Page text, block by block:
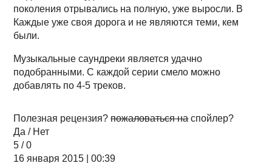
поколения отрывались на полную, уже выросли. В
Каждые уже своя дорога и не являются теми, кем
были.
Музыкальные саундреки является удачно
подобранными. С каждой серии смело можно
добавлять по 4-5 треков.
Полезная рецензия?пожаловаться наспойлер?
Да / Нет
5 / 0
16 января 2015 | 00:39